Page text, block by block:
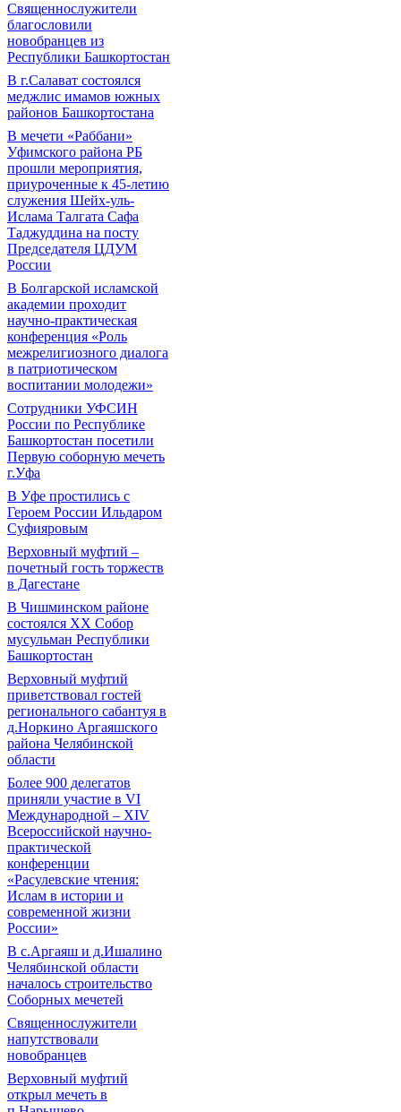
Священнослужители
благословили
новобранцев из
Республики Башкортостан
В г.Салават состоялся
меджлис имамов южных
районов Башкортостана
В мечети «Раббани»
Уфимского района РБ
прошли мероприятия,
приуроченные к 45-летию
служения Шейх-уль-
Ислама Талгата Сафа
Таджуддина на посту
Председателя ЦДУМ
России
В Болгарской исламской
академии проходит
научно-практическая
конференция «Роль
межрелигиозного диалога
в патриотическом
воспитании молодежи»
Сотрудники УФСИН
России по Республике
Башкортостан посетили
Первую соборную мечеть
г.Уфа
В Уфе простились с
Героем России Ильдаром
Суфияровым
Верховный муфтий –
почетный гость торжеств
в Дагестане
В Чишминском районе
состоялся XX Собор
мусульман Республики
Башкортостан
Верховный муфтий
приветствовал гостей
регионального сабантуя в
д.Норкино Аргаяшского
района Челябинской
области
Более 900 делегатов
приняли участие в VI
Международной – ХIV
Всероссийской научно-
практической
конференции
«Расулевские чтения:
Ислам в истории и
современной жизни
России»
В с.Аргаяш и д.Ишалино
Челябинской области
началось строительство
Соборных мечетей
Священнослужители
напутствовали
новобранцев
Верховный муфтий
открыл мечеть в